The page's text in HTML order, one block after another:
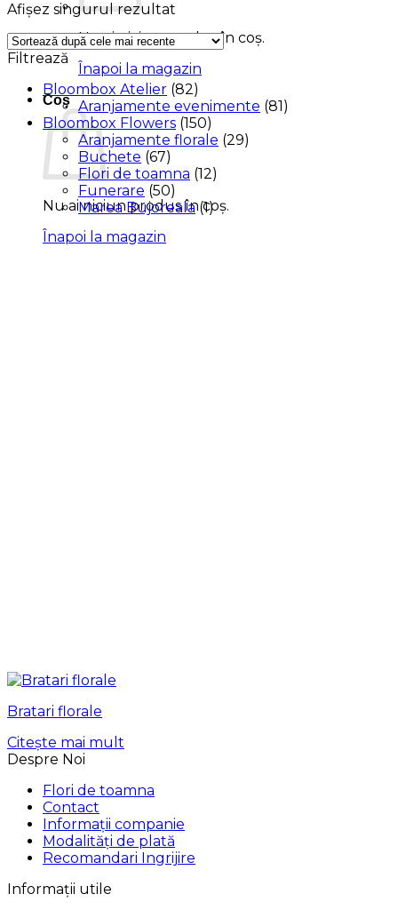
Nu ai niciun produs în coș.
Înapoi la magazin
Coș
Nu ai niciun produs în coș.
Înapoi la magazin
Afișez singurul rezultat
Filtrează
Bloombox Atelier (82)
Aranjamente evenimente (81)
Bloombox Flowers (150)
Aranjamente florale (29)
Buchete (67)
Flori de toamna (12)
Funerare (50)
Marea Bujoreala (1)
Bratari florale
Citește mai mult
Despre Noi
Flori de toamna
Contact
Informații companie
Modalități de plată
Recomandari Ingrijire
Informații utile